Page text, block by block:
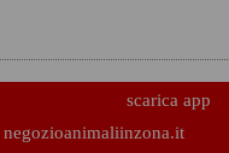
scarica app
negozioanimaliinzona.it